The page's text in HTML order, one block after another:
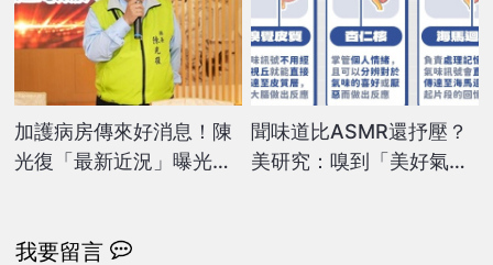
加護病房傳來好消息！陳
光復「最新近況」曝光：
聞味道比ASMR還抒壓？
美研究：嗅到「美好氣
我要留言